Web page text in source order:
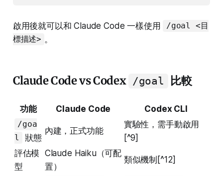
啟用後就可以和 Claude Code 一樣使用
/goal <目
標描述> 。
Claude Code vs Codex /goal 比較
功能 Claude Code Codex CLI
/goa
l
狀態
內建，正式功能
實驗性，需手動啟用
[^9]
評估模
型
Claude Haiku（可配
置）
類似機制[^12]